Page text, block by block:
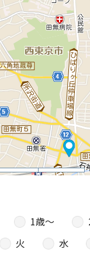
1歳〜
火 水